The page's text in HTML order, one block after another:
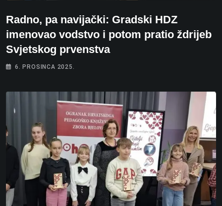
Radno, pa navijački: Gradski HDZ
imenovao vodstvo i potom pratio ždrijeb
Svjetskog prvenstva
6. PROSINCA 2025.